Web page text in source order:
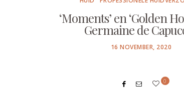
‘Moments’ en ‘Golden
Germaine de
POSTED
16 NOVEMBER, 2020
0